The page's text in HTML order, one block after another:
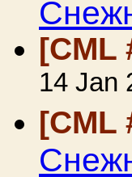
[CML
14 Jan
[CML